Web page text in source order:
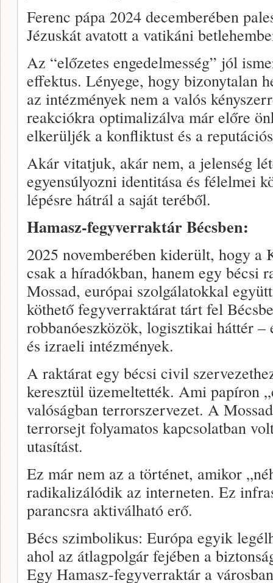
Ferenc pápa 2024 decemberében
Jézuskát avatott a vatikáni
Az “előzetes engedelmesség” jól
effektus. Lényege, hogy bizonytalan
az intézmények nem a valós
reakciókra optimalizálva már előre
elkerüljék a konfliktust és a
Akár vitatjuk, akár nem, a jelenség
egyensúlyozni identitása és félelmei
lépésre hátrál a saját teréből.
Hamasz-fegyverraktár Bécsben:
2025 novemberében kiderült, hogy a
csak a híradókban, hanem egy bécsi
Mossad, európai szolgálatokkal
köthető fegyverraktárat tárt fel
robbanóeszközök, logisztikai háttér –
és izraeli intézmények.
A raktárat egy bécsi civil
keresztül üzemeltették. Ami papíron
valóságban terrorszervezet. A
terrorsejt folyamatos kapcsolatban
utasítást.
Ez már nem az a történet, amikor
radikalizálódik az interneten. Ez
parancsra aktiválható erő.
Bécs szimbolikus: Európa egyik
ahol az átlagpolgár fejében a
Egy Hamasz-fegyverraktár a